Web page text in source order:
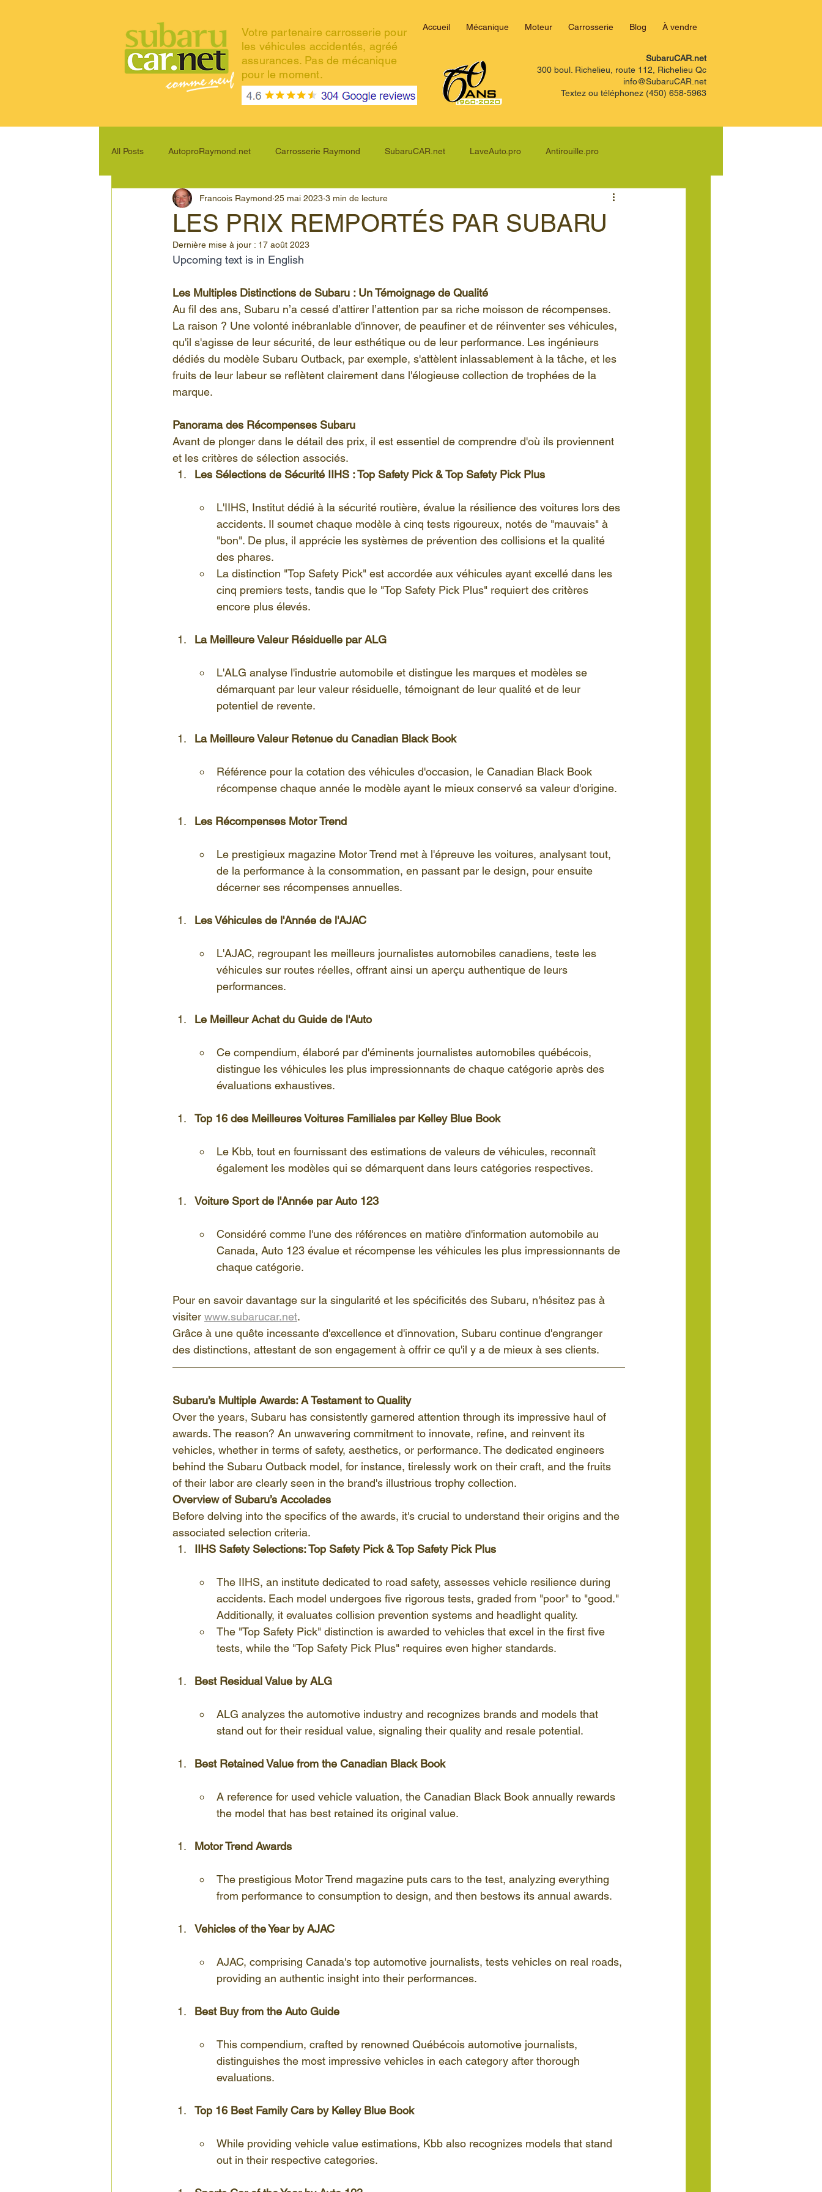
Accueil Mécanique Moteur Carrosserie Blog À vendre
SubaruCAR.net
300 boul. Richelieu, route 112, Richelieu Qc
info@SubaruCAR.net
Textez ou téléphonez (450) 658-5963
Votre partenaire carrosserie pour
les véhicules accidentés, agréé
assurances. Pas de mécanique
pour le moment.
All Posts AutoproRaymond.net Carrosserie Raymond SubaruCAR.net LaveAuto.pro Antirouille.pro
VitreDauto.pro Moteur Subaru Subaru WRX Subaru BRZ
Subaru Outback Subaru Crosstrek
Financement Subaru Spécification Subaru Moteur Subaru Pneus Subaru
Vente de Subaru
LES PRIX REMPORTÉS PAR SUBARU
Francois Raymond 25 mai 2023 3 min de lecture
Dernière mise à jour : 17 août 2023
Upcoming text is in English
Les Multiples Distinctions de Subaru : Un Témoignage de Qualité
Au fil des ans, Subaru n’a cessé d’attirer l’attention par sa riche moisson de récompenses.
La raison ? Une volonté inébranlable d'innover, de peaufiner et de réinventer ses véhicules,
qu'il s'agisse de leur sécurité, de leur esthétique ou de leur performance. Les ingénieurs
dédiés du modèle Subaru Outback, par exemple, s'attèlent inlassablement à la tâche, et les
fruits de leur labeur se reflètent clairement dans l'élogieuse collection de trophées de la
marque.
Panorama des Récompenses Subaru
Avant de plonger dans le détail des prix, il est essentiel de comprendre d'où ils proviennent
et les critères de sélection associés.
Les Sélections de Sécurité IIHS : Top Safety Pick & Top Safety Pick Plus
L'IIHS, Institut dédié à la sécurité routière, évalue la résilience des voitures lors des
accidents. Il soumet chaque modèle à cinq tests rigoureux, notés de "mauvais" à
"bon". De plus, il apprécie les systèmes de prévention des collisions et la qualité
des phares.
La distinction "Top Safety Pick" est accordée aux véhicules ayant excellé dans les
cinq premiers tests, tandis que le "Top Safety Pick Plus" requiert des critères
encore plus élevés.
La Meilleure Valeur Résiduelle par ALG
L'ALG analyse l'industrie automobile et distingue les marques et modèles se
démarquant par leur valeur résiduelle, témoignant de leur qualité et de leur
potentiel de revente.
La Meilleure Valeur Retenue du Canadian Black Book
Référence pour la cotation des véhicules d'occasion, le Canadian Black Book
récompense chaque année le modèle ayant le mieux conservé sa valeur d'origine.
Les Récompenses Motor Trend
Le prestigieux magazine Motor Trend met à l'épreuve les voitures, analysant tout,
de la performance à la consommation, en passant par le design, pour ensuite
décerner ses récompenses annuelles.
Les Véhicules de l'Année de l'AJAC
L'AJAC, regroupant les meilleurs journalistes automobiles canadiens, teste les
véhicules sur routes réelles, offrant ainsi un aperçu authentique de leurs
performances.
Le Meilleur Achat du Guide de l'Auto
Ce compendium, élaboré par d'éminents journalistes automobiles québécois,
distingue les véhicules les plus impressionnants de chaque catégorie après des
évaluations exhaustives.
Top 16 des Meilleures Voitures Familiales par Kelley Blue Book
Le Kbb, tout en fournissant des estimations de valeurs de véhicules, reconnaît
également les modèles qui se démarquent dans leurs catégories respectives.
Voiture Sport de l'Année par Auto 123
Considéré comme l'une des références en matière d'information automobile au
Canada, Auto 123 évalue et récompense les véhicules les plus impressionnants de
chaque catégorie.
Pour en savoir davantage sur la singularité et les spécificités des Subaru, n'hésitez pas à
visiter www.subarucar.net.
Grâce à une quête incessante d'excellence et d'innovation, Subaru continue d'engranger
des distinctions, attestant de son engagement à offrir ce qu'il y a de mieux à ses clients.
Subaru’s Multiple Awards: A Testament to Quality
Over the years, Subaru has consistently garnered attention through its impressive haul of
awards. The reason? An unwavering commitment to innovate, refine, and reinvent its
vehicles, whether in terms of safety, aesthetics, or performance. The dedicated engineers
behind the Subaru Outback model, for instance, tirelessly work on their craft, and the fruits
of their labor are clearly seen in the brand's illustrious trophy collection.
Overview of Subaru’s Accolades
Before delving into the specifics of the awards, it's crucial to understand their origins and the
associated selection criteria.
IIHS Safety Selections: Top Safety Pick & Top Safety Pick Plus
The IIHS, an institute dedicated to road safety, assesses vehicle resilience during
accidents. Each model undergoes five rigorous tests, graded from "poor" to "good."
Additionally, it evaluates collision prevention systems and headlight quality.
The "Top Safety Pick" distinction is awarded to vehicles that excel in the first five
tests, while the "Top Safety Pick Plus" requires even higher standards.
Best Residual Value by ALG
ALG analyzes the automotive industry and recognizes brands and models that
stand out for their residual value, signaling their quality and resale potential.
Best Retained Value from the Canadian Black Book
A reference for used vehicle valuation, the Canadian Black Book annually rewards
the model that has best retained its original value.
Motor Trend Awards
The prestigious Motor Trend magazine puts cars to the test, analyzing everything
from performance to consumption to design, and then bestows its annual awards.
Vehicles of the Year by AJAC
AJAC, comprising Canada's top automotive journalists, tests vehicles on real roads,
providing an authentic insight into their performances.
Best Buy from the Auto Guide
This compendium, crafted by renowned Québécois automotive journalists,
distinguishes the most impressive vehicles in each category after thorough
evaluations.
Top 16 Best Family Cars by Kelley Blue Book
While providing vehicle value estimations, Kbb also recognizes models that stand
out in their respective categories.